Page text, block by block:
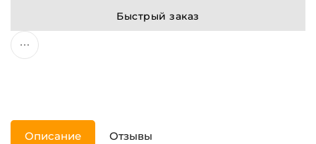
Быстрый заказ
Описание Отзывы